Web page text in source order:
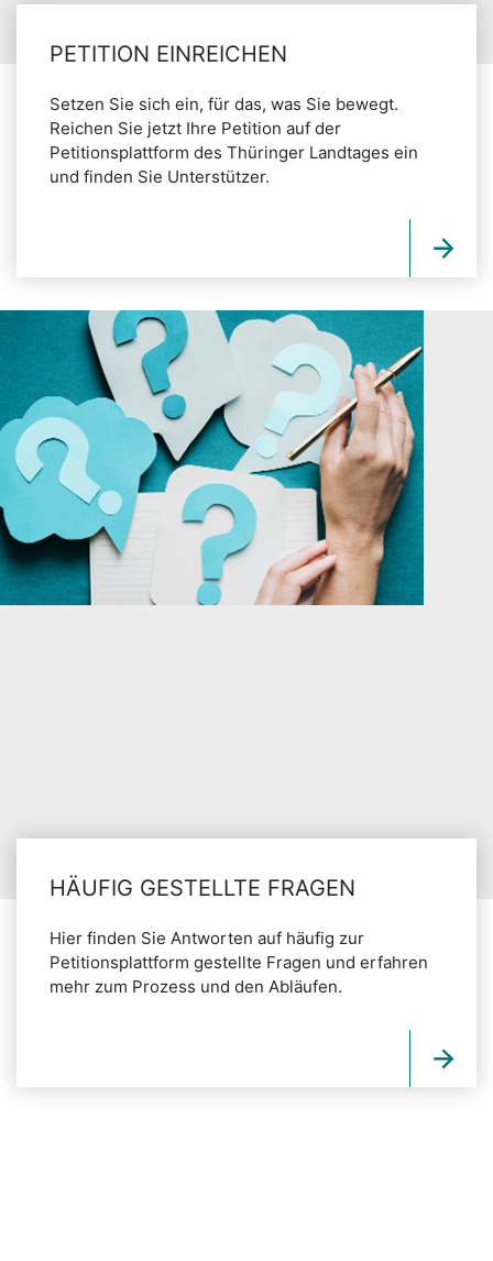
PETITION EINREICHEN
Setzen Sie sich ein, für das, was Sie bewegt.
Reichen Sie jetzt Ihre Petition auf der
Petitionsplattform des Thüringer Landtages ein
und finden Sie Unterstützer.
HÄUFIG GESTELLTE FRAGEN
Hier finden Sie Antworten auf häufig zur
Petitionsplattform gestellte Fragen und erfahren
mehr zum Prozess und den Abläufen.